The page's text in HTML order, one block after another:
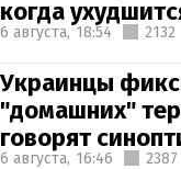
когда
6 августа, 18:54 2132
Украинцы
"домашних"
говорят
6 августа, 16:46 2387